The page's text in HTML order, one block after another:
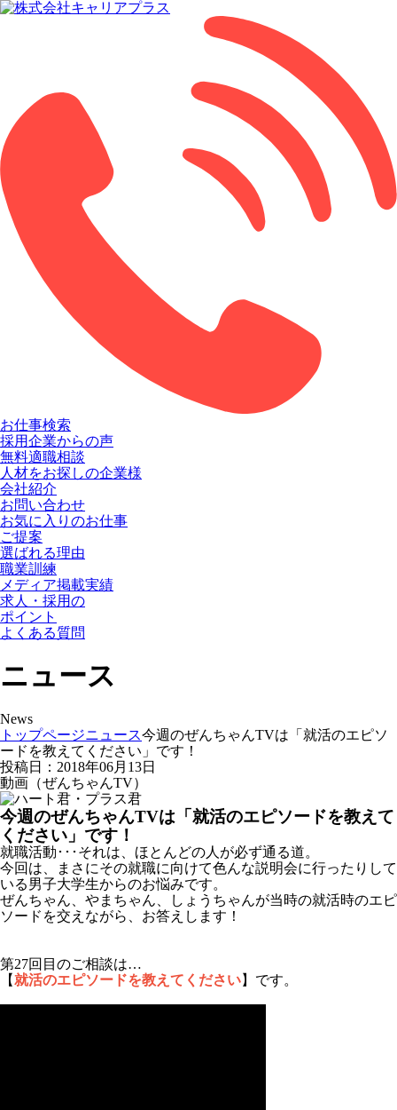
お仕事検索
採用企業からの声
無料適職相談
人材をお探しの企業様
会社紹介
お問い合わせ
お気に入りのお仕事
ご提案
選ばれる理由
職業訓練
メディア掲載実績
求人・採用の
ポイント
よくある質問
ニュース
News
トップページニュース今週のぜんちゃんTVは「就活のエピソ
ードを教えてください」です！
投稿日：2018年06月13日
動画（ぜんちゃんTV）
今週のぜんちゃんTVは「就活のエピソードを教えて
ください」です！
就職活動･･･それは、ほとんどの人が必ず通る道。
今回は、まさにその就職に向けて色んな説明会に行ったりして
いる男子大学生からのお悩みです。
ぜんちゃん、やまちゃん、しょうちゃんが当時の就活時のエピ
ソードを交えながら、お答えします！
第27回目のご相談は…
【就活のエピソードを教えてください】です。